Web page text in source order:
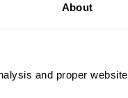
About
and proper website